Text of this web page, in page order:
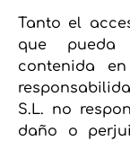
Tanto el
que pueda
contenida
S.L. no
daño o